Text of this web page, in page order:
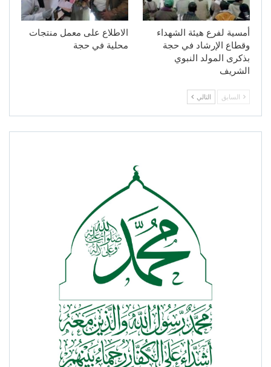
أمسية لفرع هيئة الشهداء
وقطاع الإرشاد في حجة
بذكرى المولد النبوي
الشريف
الاطلاع على معمل منتجات
محلية في حجة
السابق التالي